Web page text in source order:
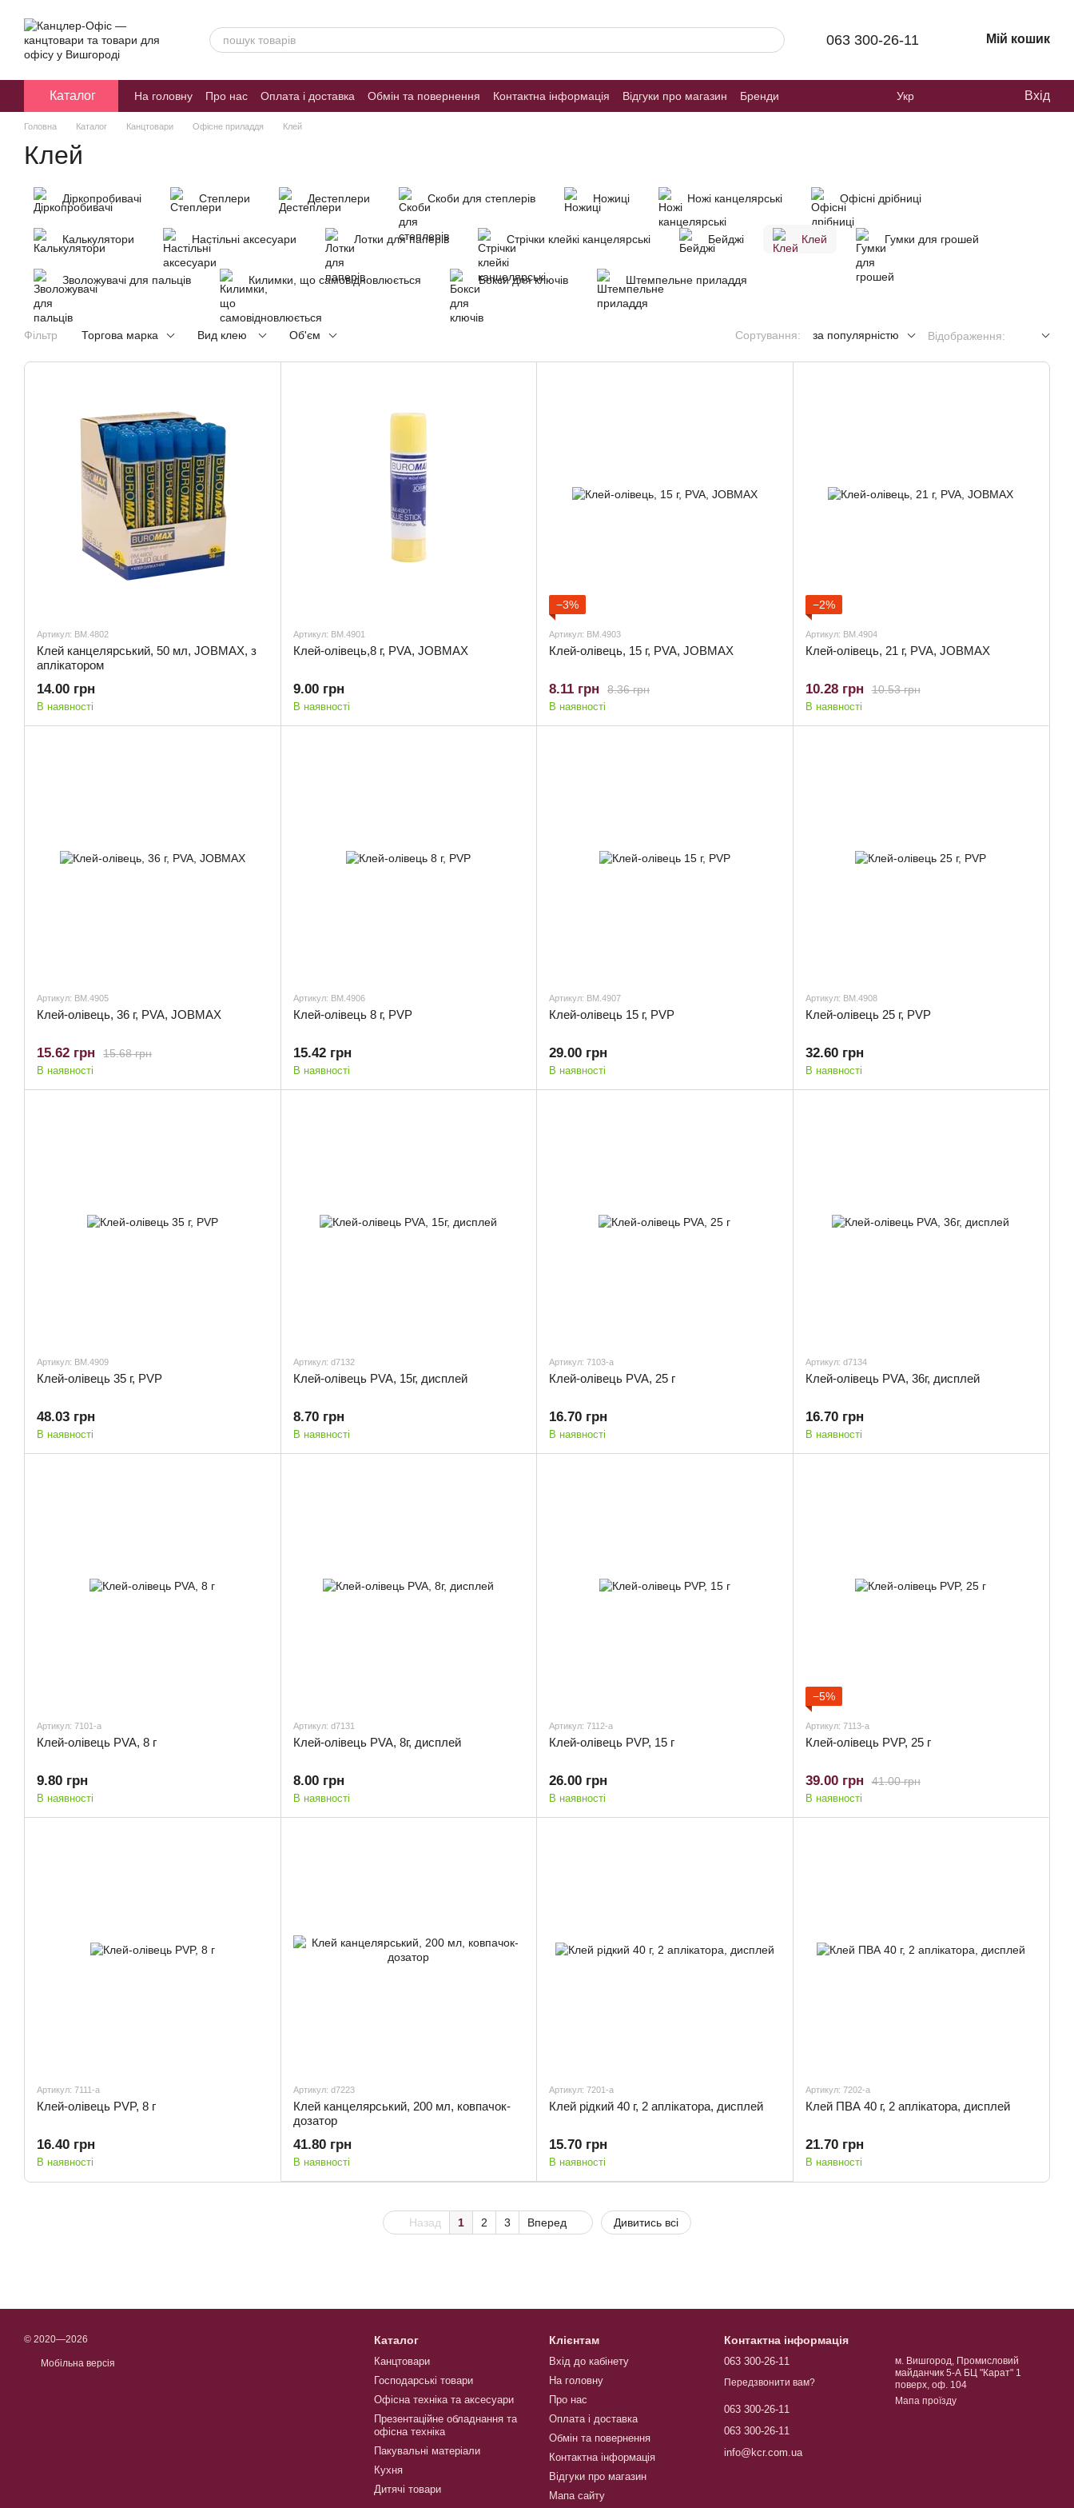
063 300-26-11 Мій кошик
Каталог На головну Про нас Оплата і доставка Обмін та повернення Контактна інформація Відгуки про магазин
Бренди
Блог
Укр Вхід
Головна Каталог Канцтовари Офісне приладдя Клей
Клей
Діркопробивачі Степлери Дестеплери Скоби для степлерів Ножиці Ножі канцелярські Офісні дрібниці
Калькулятори Настільні аксесуари Лотки для паперів Стрічки клейкі канцелярські Бейджі Клей Гумки для грошей
Зволожувачі для пальців Килимки, що самовідновлюється Бокси для ключів Штемпельне приладдя
Фільтр Торгова марка Вид клею Об'єм Сортування: за популярністю Відображення:
Артикул: BM.4802
Клей канцелярський, 50 мл, JOBMAX, з
аплікатором
14.00 грн
В наявності
Артикул: BM.4901
Клей-олiвець,8 г, PVA, JOBMAX
9.00 грн
В наявності
−3%
Артикул: BM.4903
Клей-олiвець, 15 г, PVA, JOBMAX
8.36 грн
8.11 грн
В наявності
−2%
Артикул: BM.4904
Клей-олiвець, 21 г, PVA, JOBMAX
10.53 грн
10.28 грн
В наявності
Артикул: BM.4905
Клей-олiвець, 36 г, PVA, JOBMAX
15.68 грн
15.62 грн
В наявності
Артикул: BM.4906
Клей-олiвець 8 г, PVP
15.42 грн
В наявності
Артикул: BM.4907
Клей-олiвець 15 г, PVP
29.00 грн
В наявності
Артикул: BM.4908
Клей-олiвець 25 г, PVP
32.60 грн
В наявності
Артикул: BM.4909
Клей-олiвець 35 г, PVP
48.03 грн
В наявності
Артикул: d7132
Клей-олівець PVA, 15г, дисплей
8.70 грн
В наявності
Артикул: 7103-a
Клей-олівець PVA, 25 г
16.70 грн
В наявності
Артикул: d7134
Клей-олівець PVA, 36г, дисплей
16.70 грн
В наявності
Артикул: 7101-a
Клей-олівець PVA, 8 г
9.80 грн
В наявності
Артикул: d7131
Клей-олівець PVA, 8г, дисплей
8.00 грн
В наявності
Артикул: 7112-a
Клей-олівець PVP, 15 г
26.00 грн
В наявності
−5%
Артикул: 7113-a
Клей-олівець PVP, 25 г
41.00 грн
39.00 грн
В наявності
Артикул: 7111-a
Клей-олівець PVP, 8 г
16.40 грн
В наявності
Артикул: d7223
Клей канцелярський, 200 мл, ковпачок-
дозатор
41.80 грн
В наявності
Артикул: 7201-a
Клей рідкий 40 г, 2 аплікатора, дисплей
15.70 грн
В наявності
Артикул: 7202-a
Клей ПВА 40 г, 2 аплікатора, дисплей
21.70 грн
В наявності
Назад 1 2 3 Вперед Дивитись всі
© 2020—2026
Мобільна версія
Каталог
Канцтовари
Господарські товари
Офісна техніка та аксесуари
Презентаційне обладнання та
офісна техніка
Пакувальні матеріали
Кухня
Дитячі товари
Клієнтам
Вхід до кабінету
На головну
Про нас
Оплата і доставка
Обмін та повернення
Контактна інформація
Відгуки про магазин
Мапа сайту
Контактна інформація
063 300-26-11
Передзвонити вам?
063 300-26-11
063 300-26-11
info@kcr.com.ua
м. Вишгород, Промисловий
майданчик 5-А БЦ "Карат" 1
поверх, оф. 104
Мапа проїзду